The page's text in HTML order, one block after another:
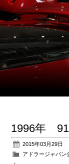
修理事例の紹介
愛車の買取査定
購入から納車まで
公式ブログ
会社概要
1996年
2015年03月29日
アドラージャパン